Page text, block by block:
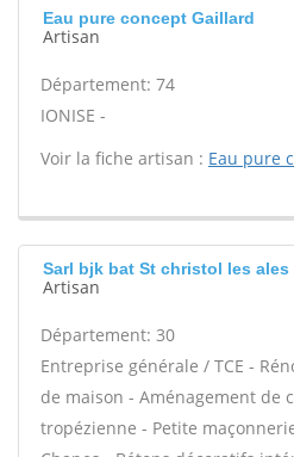
Eau pure concept Gaillard
Artisan
Département: 74
IONISE -
Voir la fiche artisan : Eau pure
Sarl bjk bat St christol les ales
Artisan
Département: 30
Entreprise générale / TCE -
de maison - Aménagement de
tropézienne - Petite